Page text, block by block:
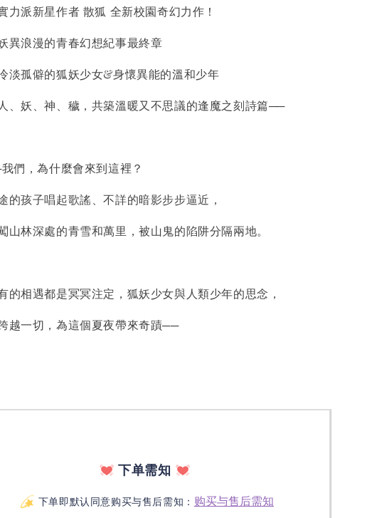
新星作者 散狐 全新校園奇幻力作！
漫的青春幻想紀事最終章
僻的狐妖少女&身懷異能的溫和少年
、神、穢，共築溫暖又不思議的逢魔之刻詩篇──
，為什麼會來到這裡？
孩子唱起歌謠、不詳的暗影步步逼近，
林深處的青雪和萬里，被山鬼的陷阱分隔兩地。
相遇都是冥冥注定，狐妖少女與人類少年的思念，
一切，為這個夏夜帶來奇蹟──
下单需知
下单即默认同意购买与售后需知： 购买与售后需知